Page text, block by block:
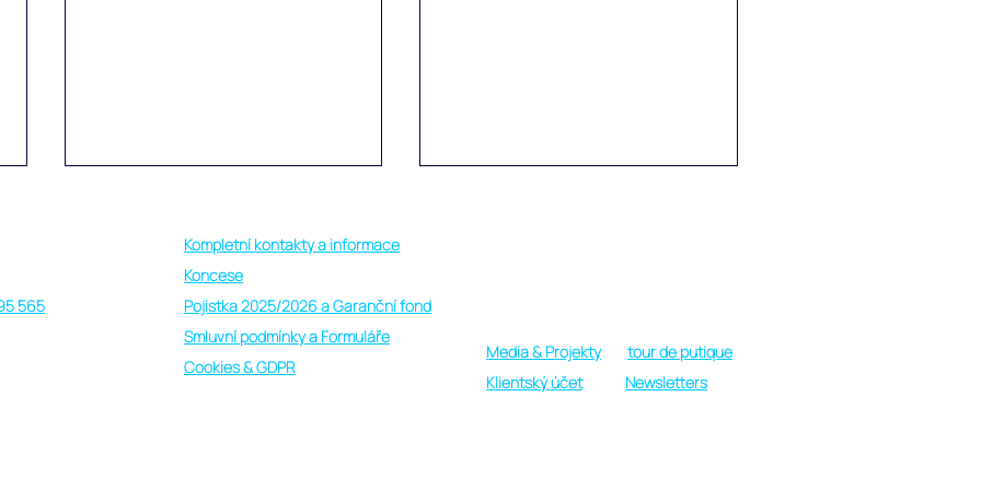
Skvělá dovolená plná zážitků
Vashafaru na Haa Alif atolu na
565
Kompletní kontakty a informace
Koncese
Pojistka 2025/2026 a Garanční fond
Smluvní podmínky a Formuláře
Cookies & GDPR
Media & Projekty
tour de putique
Klientský účet
Newsletters